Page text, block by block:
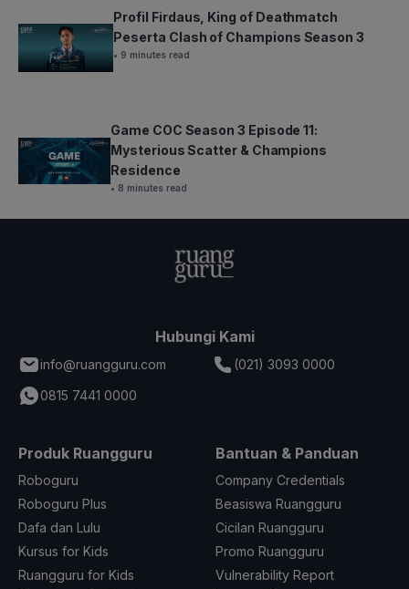
Profil Firdaus, King of Deathmatch
Peserta Clash of Champions Season 3
• 9 minutes read
Game COC Season 3 Episode 11:
Mysterious Scatter & Champions
Residence
• 8 minutes read
Hubungi Kami
info@ruangguru.com
(021) 3093 0000
0815 7441 0000
Produk Ruangguru
Roboguru
Roboguru Plus
Dafa dan Lulu
Kursus for Kids
Ruangguru for Kids
Bantuan & Panduan
Company Credentials
Beasiswa Ruangguru
Cicilan Ruangguru
Promo Ruangguru
Vulnerability Report